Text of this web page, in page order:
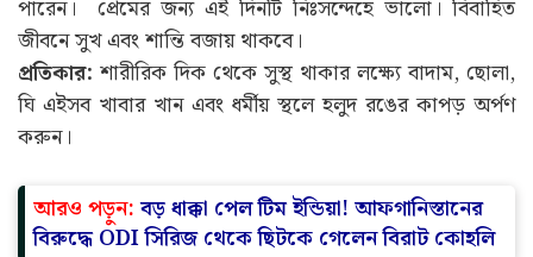
পারেন। প্রেমের জন্য এই দিনটি নিঃসন্দেহে ভালো। বিবাহিত
জীবনে সুখ এবং শান্তি বজায় থাকবে।
প্রতিকার: শারীরিক দিক থেকে সুস্থ থাকার লক্ষ্যে বাদাম, ছোলা,
ঘি এইসব খাবার খান এবং ধর্মীয় স্থলে হলুদ রঙের কাপড় অর্পণ
করুন।
আরও পড়ুন:বড় ধাক্কা পেল টিম ইন্ডিয়া! আফগানিস্তানের
বিরুদ্ধে ODI সিরিজ থেকে ছিটকে গেলেন বিরাট কোহলি